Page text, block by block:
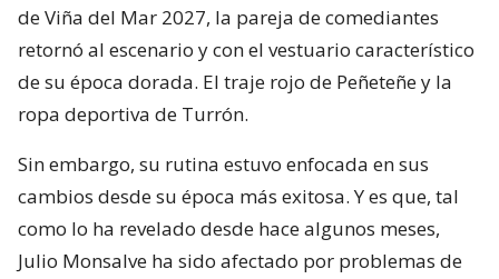
de Viña del Mar 2027, la pareja de comediantes
retornó al escenario y con el vestuario característico
de su época dorada. El traje rojo de Peñeteñe y la
ropa deportiva de Turrón.
Sin embargo, su rutina estuvo enfocada en sus
cambios desde su época más exitosa. Y es que, tal
como lo ha revelado desde hace algunos meses,
Julio Monsalve ha sido afectado por problemas de